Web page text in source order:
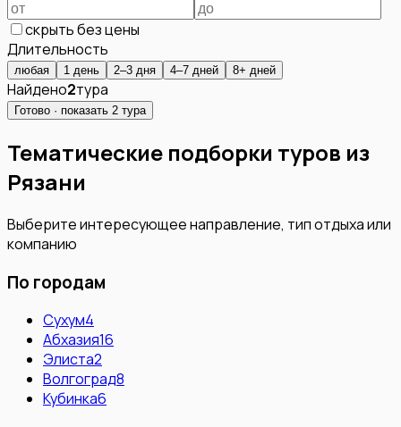
скрыть без цены
Длительность
любая 1 день 2–3 дня 4–7 дней 8+ дней
Найдено2тура
Готово · показать 2 тура
Тематические подборки туров из
Рязани
Выберите интересующее направление, тип отдыха или
компанию
По городам
Сухум4
Абхазия16
Элиста2
Волгоград8
Кубинка6